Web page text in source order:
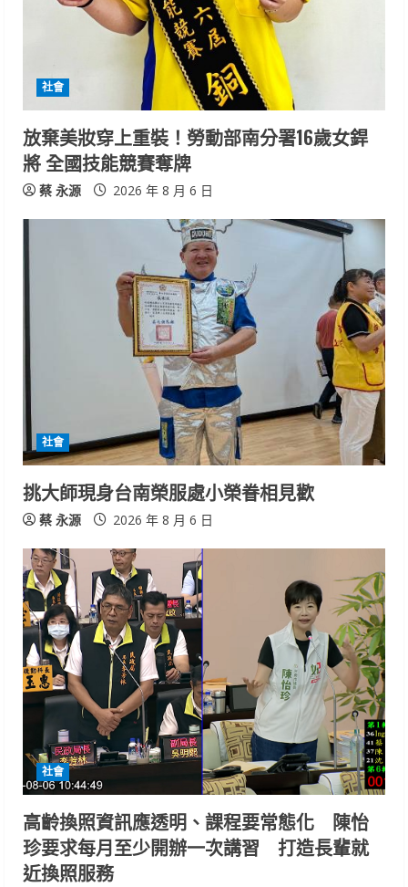
n
g
社會
放棄美妝穿上重裝！勞動部南分署16歲女銲
將 全國技能競賽奪牌
蔡 永源 2026 年 8 月 6 日
社會
挑大師現身台南榮服處小榮眷相見歡
蔡 永源 2026 年 8 月 6 日
社會
高齡換照資訊應透明、課程要常態化 陳怡
珍要求每月至少開辦一次講習 打造長輩就
近換照服務